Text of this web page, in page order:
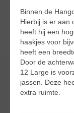
Binnen de
Hierbij is er aan
heeft hij een
haakjes voor
heeft een
Door de
12 Large is
jassen. Deze
extra ruimte.